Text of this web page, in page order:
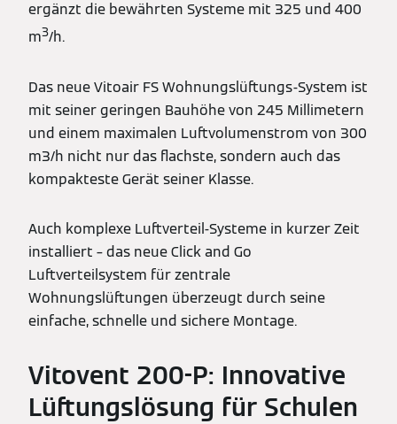
ergänzt die bewährten Systeme mit 325 und 400
m3/h.
Das neue Vitoair FS Wohnungslüftungs-System ist
mit seiner geringen Bauhöhe von 245 Millimetern
und einem maximalen Luftvolumenstrom von 300
m3/h nicht nur das flachste, sondern auch das
kompakteste Gerät seiner Klasse.
Auch komplexe Luftverteil-Systeme in kurzer Zeit
installiert – das neue Click and Go
Luftverteilsystem für zentrale
Wohnungslüftungen überzeugt durch seine
einfache, schnelle und sichere Montage.
Vitovent 200-P: Innovative
Lüftungslösung für Schulen